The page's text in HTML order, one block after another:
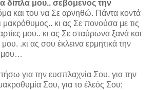
δίπλα μου.. σεβόμενος την
και του να Σε αρνηθώ. Πάντα κοντά
κι ας Σε πονούσα με τις
μου.. κι ας Σε σταύρωνα ξανά και
μου. .κι ας σου έκλεινα ερμητικά την
μου…
για την ευσπλαχνία Σου, για την
Σου, για το έλεός Σου;